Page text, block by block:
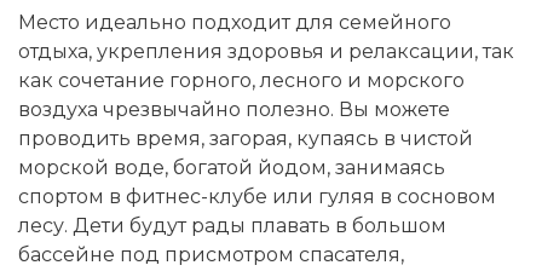
Место идеально подходит для семейного
отдыха, укрепления здоровья и релаксации, так
как сочетание горного, лесного и морского
воздуха чрезвычайно полезно. Вы можете
проводить время, загорая, купаясь в чистой
морской воде, богатой йодом, занимаясь
спортом в фитнес-клубе или гуляя в сосновом
лесу. Дети будут рады плавать в большом
бассейне под присмотром спасателя,